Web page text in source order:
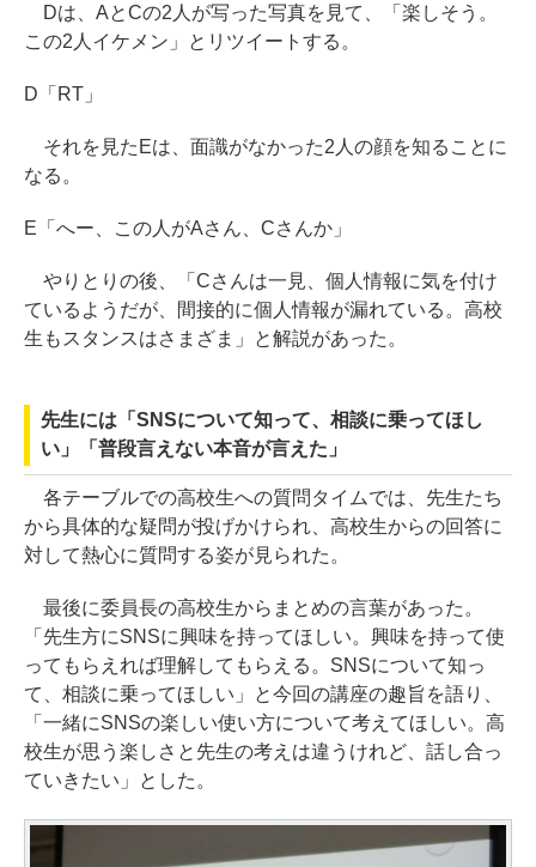
Dは、AとCの2人が写った写真を見て、「楽しそう。
この2人イケメン」とリツイートする。
D「RT」
それを見たEは、面識がなかった2人の顔を知ることに
なる。
E「へー、この人がAさん、Cさんか」
やりとりの後、「Cさんは一見、個人情報に気を付け
ているようだが、間接的に個人情報が漏れている。高校
生もスタンスはさまざま」と解説があった。
先生には「SNSについて知って、相談に乗ってほし
い」「普段言えない本音が言えた」
各テーブルでの高校生への質問タイムでは、先生たち
から具体的な疑問が投げかけられ、高校生からの回答に
対して熱心に質問する姿が見られた。
最後に委員長の高校生からまとめの言葉があった。
「先生方にSNSに興味を持ってほしい。興味を持って使
ってもらえれば理解してもらえる。SNSについて知っ
て、相談に乗ってほしい」と今回の講座の趣旨を語り、
「一緒にSNSの楽しい使い方について考えてほしい。高
校生が思う楽しさと先生の考えは違うけれど、話し合っ
ていきたい」とした。